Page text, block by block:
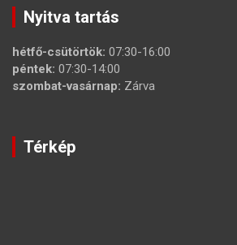
Nyitva tartás
hétfő-csütörtök: 07:30-16:00
péntek: 07:30-14:00
szombat-vasárnap: Zárva
Térkép